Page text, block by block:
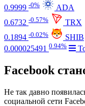
0.9999 -0%
ADA
0.6732 -0.57%
TRX
0.1894 -0.02%
SHIB
0.000025491 0.94%
Facebook
Не так давно
социальной сети